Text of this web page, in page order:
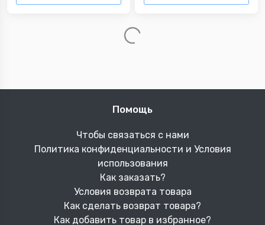
Помощь
Чтобы связаться с нами
Политика конфиденциальности и Условия
использования
Как заказать?
Условия возврата товара
Как сделать возврат товара?
Как добавить товар в избранное?